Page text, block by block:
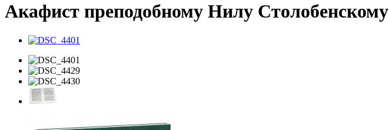
Акафист преподобному Нилу Столобенскому